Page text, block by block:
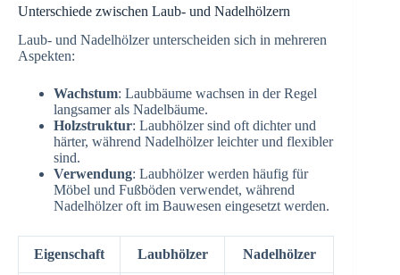
Unterschiede zwischen Laub- und Nadelhölzern
Laub- und Nadelhölzer unterscheiden sich in mehreren
Aspekten:
Wachstum: Laubbäume wachsen in der Regel
langsamer als Nadelbäume.
Holzstruktur: Laubhölzer sind oft dichter und
härter, während Nadelhölzer leichter und flexibler
sind.
Verwendung: Laubhölzer werden häufig für
Möbel und Fußböden verwendet, während
Nadelhölzer oft im Bauwesen eingesetzt werden.
Eigenschaft Laubhölzer Nadelhölzer